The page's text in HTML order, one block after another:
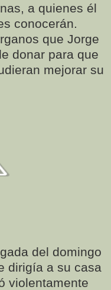
a quienes él
conocerán.
que Jorge
donar para que
mejorar su
del domingo
dirigía a su casa
violentamente